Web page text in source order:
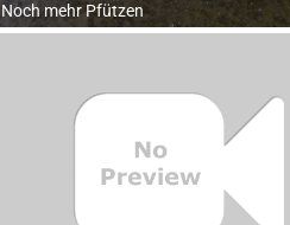
Noch mehr Pfützen